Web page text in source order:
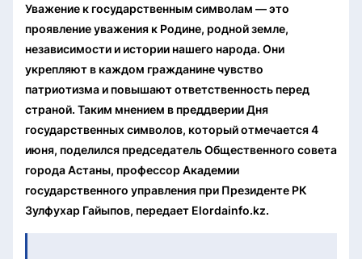
Уважение к государственным символам — это
проявление уважения к Родине, родной земле,
независимости и истории нашего народа. Они
укрепляют в каждом гражданине чувство
патриотизма и повышают ответственность перед
страной. Таким мнением в преддверии Дня
государственных символов, который отмечается 4
июня, поделился председатель Общественного совета
города Астаны, профессор Академии
государственного управления при Президенте РК
Зулфухар Гайыпов, передает Elordainfo.kz.